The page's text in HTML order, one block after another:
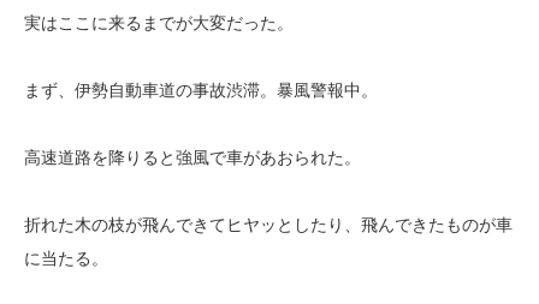
実はここに来るまでが大変だった。
まず、伊勢自動車道の事故渋滞。暴風警報中。
高速道路を降りると強風で車があおられた。
折れた木の枝が飛んできてヒヤッとしたり、飛んできたものが車
に当たる。